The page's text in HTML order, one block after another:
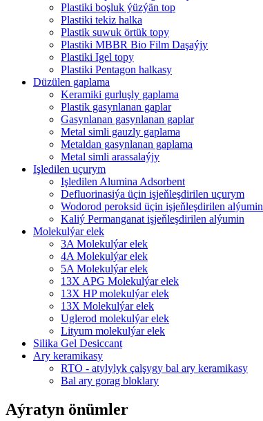
Plastiki boşluk ýüzýän top
Plastiki tekiz halka
Plastik suwuk örtük topy
Plastiki MBBR Bio Film Daşaýjy
Plastiki Igel topy
Plastiki Pentagon halkasy
Düzülen gaplama
Keramiki gurluşly gaplama
Plastik gasynlanan gaplar
Gasynlanan gasynlanan gaplar
Metal simli gauzly gaplama
Metaldan gasynlanan gaplama
Metal simli arassalaýjy
Işledilen uçurym
Işledilen Alumina Adsorbent
Defluorinasiýa üçin işjeňleşdirilen uçurym
Wodorod peroksid üçin işjeňleşdirilen alýumin
Kaliý Permanganat işjeňleşdirilen alýumin
Molekulýar elek
3A Molekulýar elek
4A Molekulýar elek
5A Molekulýar elek
13X APG Molekulýar elek
13X HP molekulýar elek
13X Molekulýar elek
Uglerod molekulýar elek
Lityum molekulýar elek
Silika Gel Desiccant
Ary keramikasy
RTO - atylylyk çalşygy bal ary keramikasy
Bal ary gorag bloklary
Aýratyn önümler